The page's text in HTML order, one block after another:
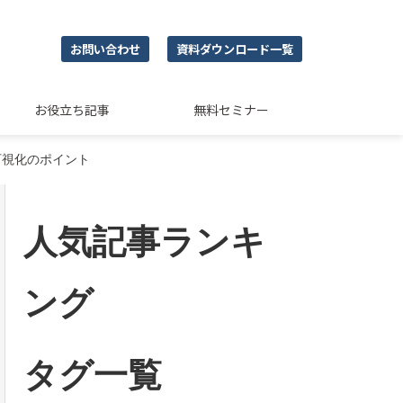
お問い合わせ 資料ダウンロード一覧
お役立ち記事 無料セミナー
化のポイント
人気記事ランキ
ング
タグ一覧